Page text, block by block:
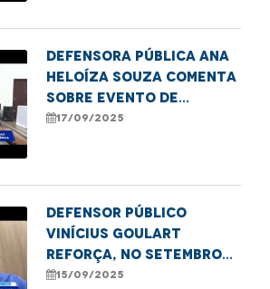
Guarda
Defensora pública Ana
Heloíza Souza comenta
sobre evento de
combate ao
17/09/2025
Defensor Público
Vinícius Goulart
reforça, no Setembro
Verde, a importância da
15/09/2025